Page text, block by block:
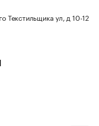
Текстильщика ул, д 10-12